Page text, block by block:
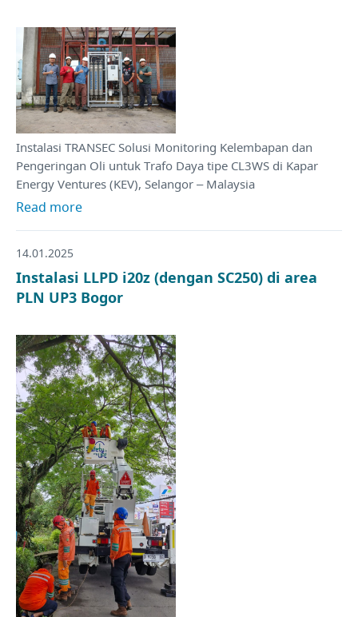
Instalasi TRANSEC Solusi Monitoring Kelembapan dan
Pengeringan Oli untuk Trafo Daya tipe CL3WS di Kapar
Energy Ventures (KEV), Selangor – Malaysia
Read more
14.01.2025
Instalasi LLPD i20z (dengan SC250) di area
PLN UP3 Bogor